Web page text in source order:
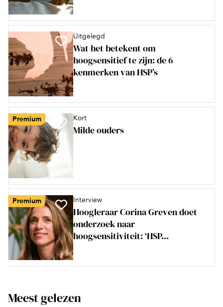
Uitgelegd
Wat het betekent om
hoogsensitief te zijn: de 6
kenmerken van HSP’s
Premium Kort
Milde ouders
Premium Interview
Hoogleraar Corina Greven doet
onderzoek naar
hoogsensitiviteit: ‘HSP...
Meest gelezen